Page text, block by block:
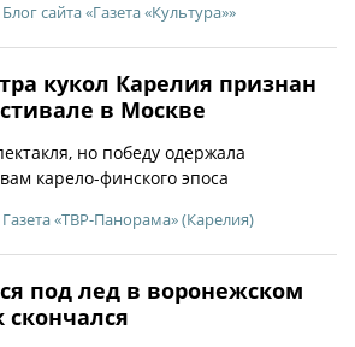
Блог сайта «Газета «Культура»»
кукол Карелия признан
в Москве
но победу одержала
карело-финского эпоса
Газета «ТВР-Панорама» (Карелия)
под лед в воронежском
скончался